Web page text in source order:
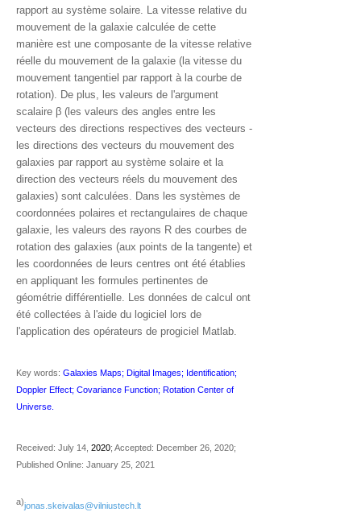
rapport au système solaire. La vitesse relative du
mouvement de la galaxie calculée de cette
manière est une composante de la vitesse relative
réelle du mouvement de la galaxie (la vitesse du
mouvement tangentiel par rapport à la courbe de
rotation). De plus, les valeurs de l'argument
scalaire β (les valeurs des angles entre les
vecteurs des directions respectives des vecteurs -
les directions des vecteurs du mouvement des
galaxies par rapport au système solaire et la
direction des vecteurs réels du mouvement des
galaxies) sont calculées. Dans les systèmes de
coordonnées polaires et rectangulaires de chaque
galaxie, les valeurs des rayons R des courbes de
rotation des galaxies (aux points de la tangente) et
les coordonnées de leurs centres ont été établies
en appliquant les formules pertinentes de
géométrie différentielle. Les données de calcul ont
été collectées à l'aide du logiciel lors de
l'application des opérateurs de progiciel Matlab.
Key words: Galaxies Maps; Digital Images; Identification;
Doppler Effect; Covariance Function; Rotation Center of
Universe.
Received: July 14, 2020; Accepted: December 26, 2020;
Published Online: January 25, 2021
a)jonas.skeivalas@vilniustech.lt